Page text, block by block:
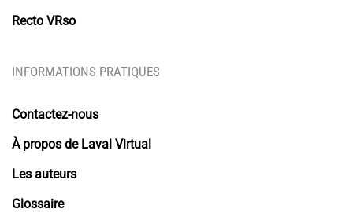
Recto VRso
INFORMATIONS PRATIQUES
Contactez-nous
À propos de Laval Virtual
Les auteurs
Glossaire